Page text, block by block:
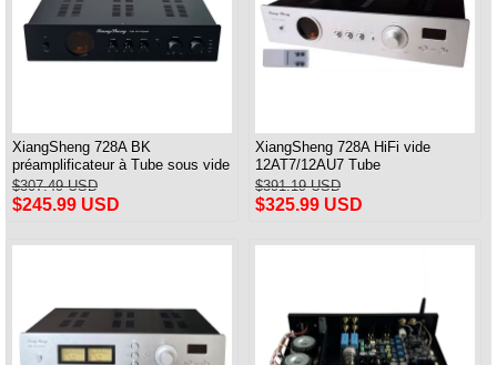
XiangSheng 728A BK
préamplificateur à Tube sous vide
circuit Shigeru Wada japon
$307.49 USD
$245.99 USD
XiangSheng 728A HiFi vide
12AT7/12AU7 Tube
préamplificateur stéréo HiFi
préampli processeur Audio
Version à distance
$391.19 USD
$325.99 USD